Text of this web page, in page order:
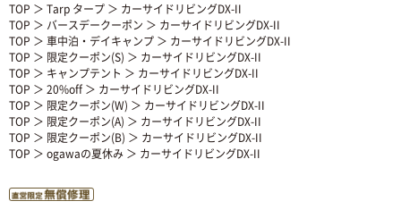
TOP ＞ Tarp タープ ＞ カーサイドリビングDX-II
TOP ＞ バースデークーポン ＞ カーサイドリビングDX-II
TOP ＞ 車中泊・デイキャンプ ＞ カーサイドリビングDX-II
TOP ＞ 限定クーポン(S) ＞ カーサイドリビングDX-II
TOP ＞ キャンプテント ＞ カーサイドリビングDX-II
TOP ＞ 20%off ＞ カーサイドリビングDX-II
TOP ＞ 限定クーポン(W) ＞ カーサイドリビングDX-II
TOP ＞ 限定クーポン(A) ＞ カーサイドリビングDX-II
TOP ＞ 限定クーポン(B) ＞ カーサイドリビングDX-II
TOP ＞ ogawaの夏休み ＞ カーサイドリビングDX-II